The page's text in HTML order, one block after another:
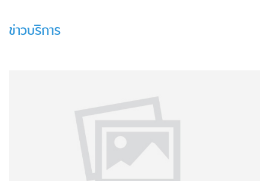
ข่าวบริการ